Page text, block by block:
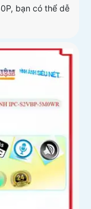
bạn có thể dễ